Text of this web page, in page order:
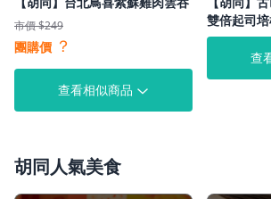
市價 $249
團購價 ？
查看相似商品
雙倍起司培
查
胡同人氣美食